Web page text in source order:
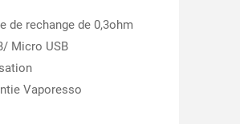
de rechange de 0,3ohm
Micro USB
Vaporesso